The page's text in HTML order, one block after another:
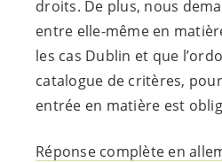
droits. De plus, nous
entre elle-même en
les cas Dublin et que
catalogue de critères,
entrée en matière est
Réponse complète en